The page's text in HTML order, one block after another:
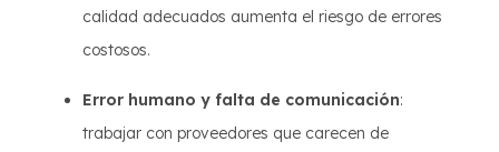
calidad adecuados aumenta el riesgo de errores
costosos.
Error humano y falta de comunicación:
trabajar con proveedores que carecen de